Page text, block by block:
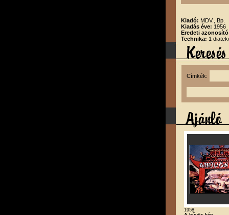
Kiadó: MDV., Bp.
Kiadás éve: 1956
Eredeti
Technika: 1
Címkék:
1958